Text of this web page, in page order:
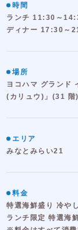
時間
ランチ 11:30～
ディナー 17:30～
場所
ヨコハマ グランド
(カリュウ)」(31 階)
エリア
みなとみらい21
料金
特選海鮮盛り 冷や
ランチ限定 特選海